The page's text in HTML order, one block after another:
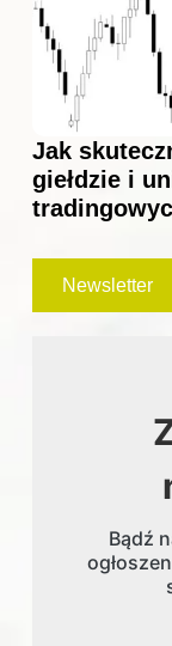
Jak
giełdzie i
Newsletter
Bądź